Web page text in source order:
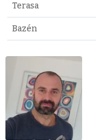
Terasa
Bazén